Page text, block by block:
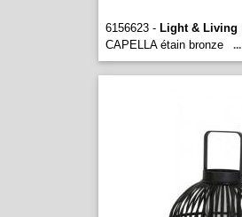
6156623 - Light & Living
CAPELLA étain bronze
...